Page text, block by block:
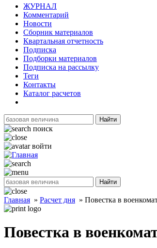
ЖУРНАЛ
Комментарий
Новости
Сборник материалов
Квартальная отчетность
Подписка
Подборки материалов
Подписка на рассылку
Теги
Контакты
Каталог расчетов
Найти
поиск
войти
Найти
Главная » Расчет дня » Повестка в
Повестка в